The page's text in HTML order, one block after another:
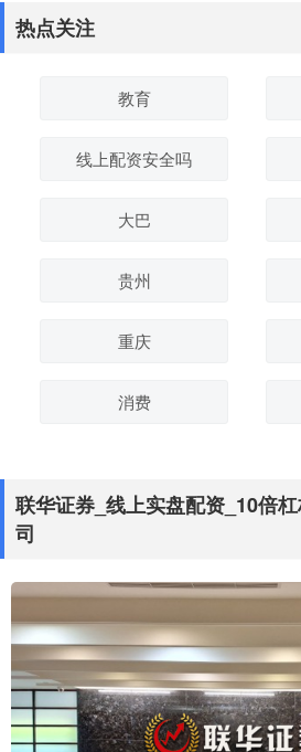
热点关注
教育
线上配资安全吗
大巴
贵州
重庆
消费
联华证券_线上实盘配资_10倍
司